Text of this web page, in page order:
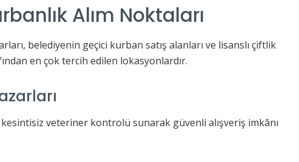
Alım Noktaları
belediyenin geçici kurban satış alanları ve lisanslı çiftlik
en çok tercih edilen lokasyonlardır.
veteriner kontrolü sunarak güvenli alışveriş imkânı